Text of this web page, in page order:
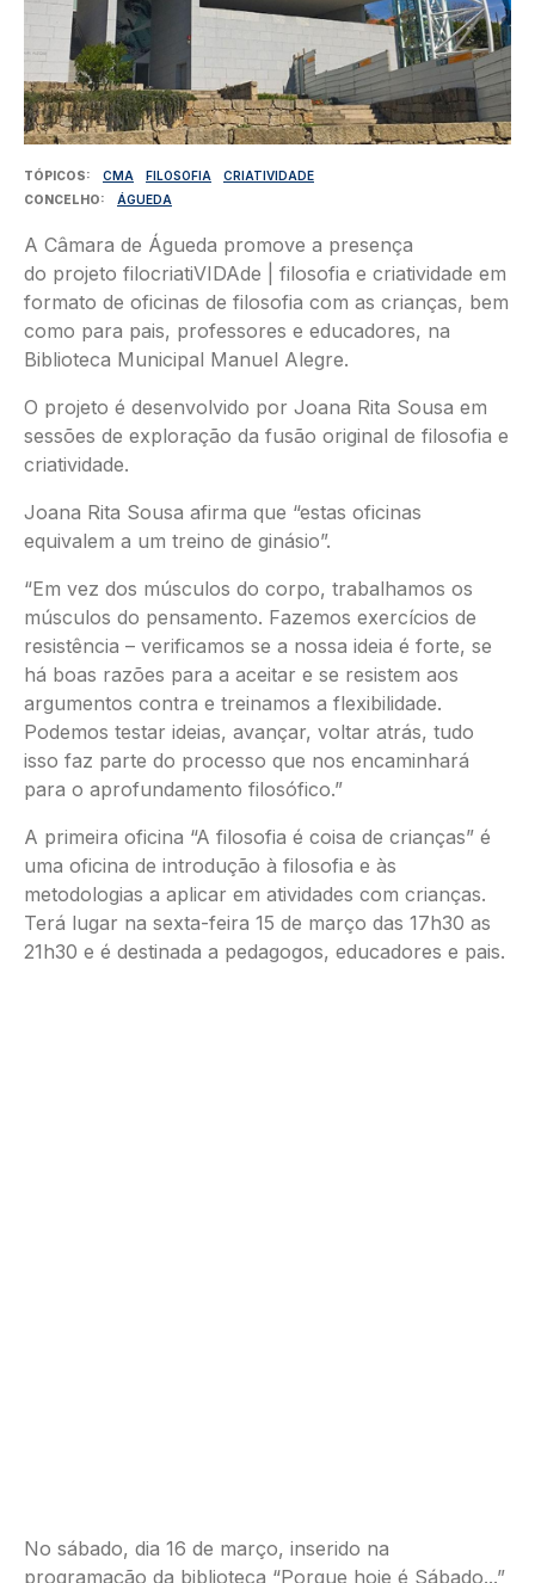
TÓPICOS CMA FILOSOFIA
CRIATIVIDADE
CONCELHO
ÁGUEDA
A Câmara de Águeda promove a presença
do projeto filocriatiVIDAde | filosofia e criatividade em
formato de oficinas de filosofia com as crianças, bem
como para pais, professores e educadores, na
Biblioteca Municipal Manuel Alegre.
O projeto é desenvolvido por Joana Rita Sousa em
sessões de exploração da fusão original de filosofia e
criatividade.
Joana Rita Sousa afirma que “estas oficinas
equivalem a um treino de ginásio”.
“Em vez dos músculos do corpo, trabalhamos os
músculos do pensamento. Fazemos exercícios de
resistência – verificamos se a nossa ideia é forte, se
há boas razões para a aceitar e se resistem aos
argumentos contra e treinamos a flexibilidade.
Podemos testar ideias, avançar, voltar atrás, tudo
isso faz parte do processo que nos encaminhará
para o aprofundamento filosófico.”
A primeira oficina “A filosofia é coisa de crianças” é
uma oficina de introdução à filosofia e às
metodologias a aplicar em atividades com crianças.
Terá lugar na sexta-feira 15 de março das 17h30 as
21h30 e é destinada a pedagogos, educadores e pais.
No sábado, dia 16 de março, inserido na
programação da biblioteca “Porque hoje é Sábado...”